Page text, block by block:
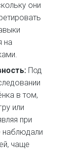
они
на
Под
в том,
или
при
наблюдали
чаще